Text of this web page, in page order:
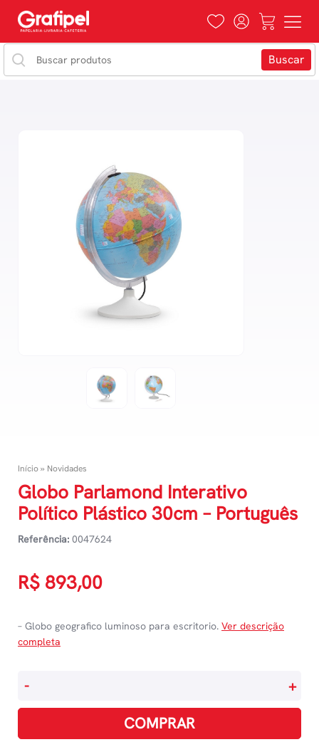
Início» Novidades
Globo Parlamond Interativo
Político Plástico 30cm – Português
Referência: 0047624
R$ 893,00
– Globo geografico luminoso para escritorio. Ver descrição
completa
Interativo
Político
- +
COMPRAR